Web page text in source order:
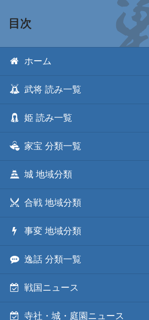
目次
ホーム
武将 読み一覧
姫 読み一覧
家宝 分類一覧
城 地域分類
合戦 地域分類
事変 地域分類
逸話 分類一覧
戦国ニュース
寺社・城・庭園ニュース